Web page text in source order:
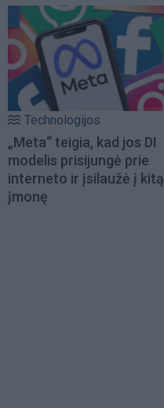
Technologijos
„Meta“ teigia, kad jos DI
modelis prisijungė prie
interneto ir įsilaužė į kitą
įmonę